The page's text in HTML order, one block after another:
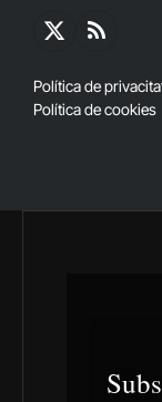
X
RSS
Política de
Política de cookies